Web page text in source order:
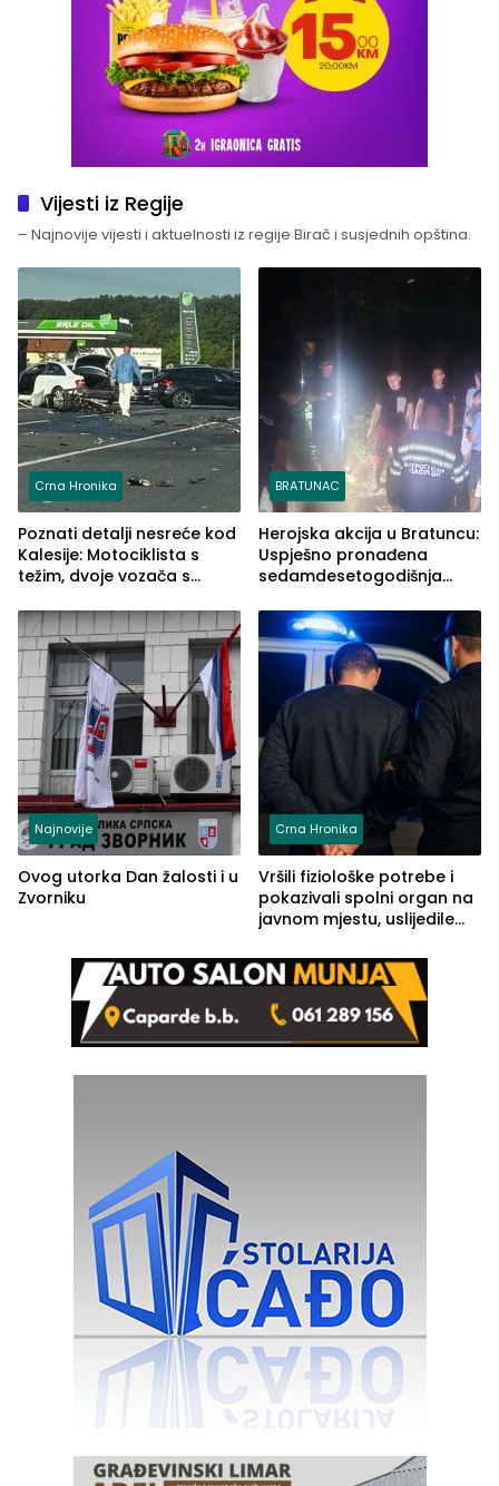
Vijesti iz Regije
– Najnovije vijesti i aktuelnosti iz regije Birač i susjednih opština.
Crna Hronika
Poznati detalji nesreće kod
Kalesije: Motociklista s
težim, dvoje vozača s
BRATUNAC
Herojska akcija u Bratuncu:
Uspješno pronađena
sedamdesetogodišnja
Kravice.
Najnovije
Ovog utorka Dan žalosti i u
Zvorniku
Crna Hronika
Vršili fiziološke potrebe i
pokazivali spolni organ na
javnom mjestu, uslijedile